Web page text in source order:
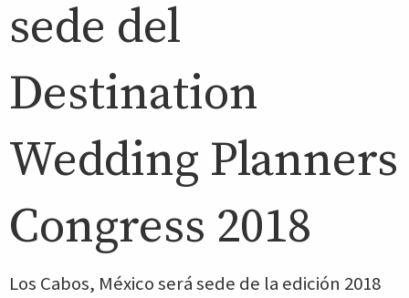
sede del
Destination
Wedding Planners
Congress 2018
Los Cabos, México será sede de la edición 2018